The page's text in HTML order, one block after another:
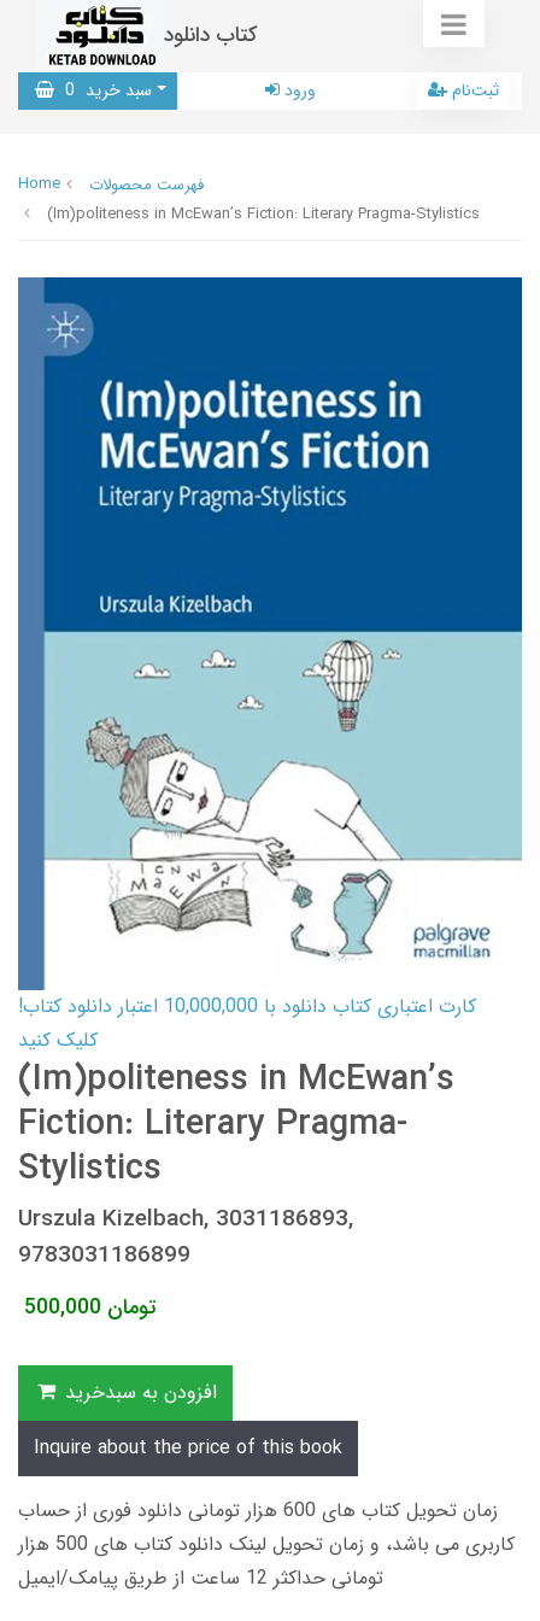
کتاب دانلود
سبد خرید 0 ورود ثبت‌نام
Home
فهرست محصولات
(Im)politeness in McEwan’s Fiction: Literary Pragma-Stylistics
کارت اعتباری کتاب دانلود با 10,000,000 اعتبار دانلود کتاب!
کلیک کنید
(Im)politeness in McEwan’s
Fiction: Literary Pragma-
Stylistics
Urszula Kizelbach, 3031186893,
9783031186899
500,000 تومان
افزودن به سبدخرید
Inquire about the price of this book
زمان تحویل کتاب های 600 هزار تومانی دانلود فوری از حساب
کاربری می باشد، و زمان تحویل لینک دانلود کتاب های 500 هزار
تومانی حداکثر 12 ساعت از طریق پیامک/ایمیل